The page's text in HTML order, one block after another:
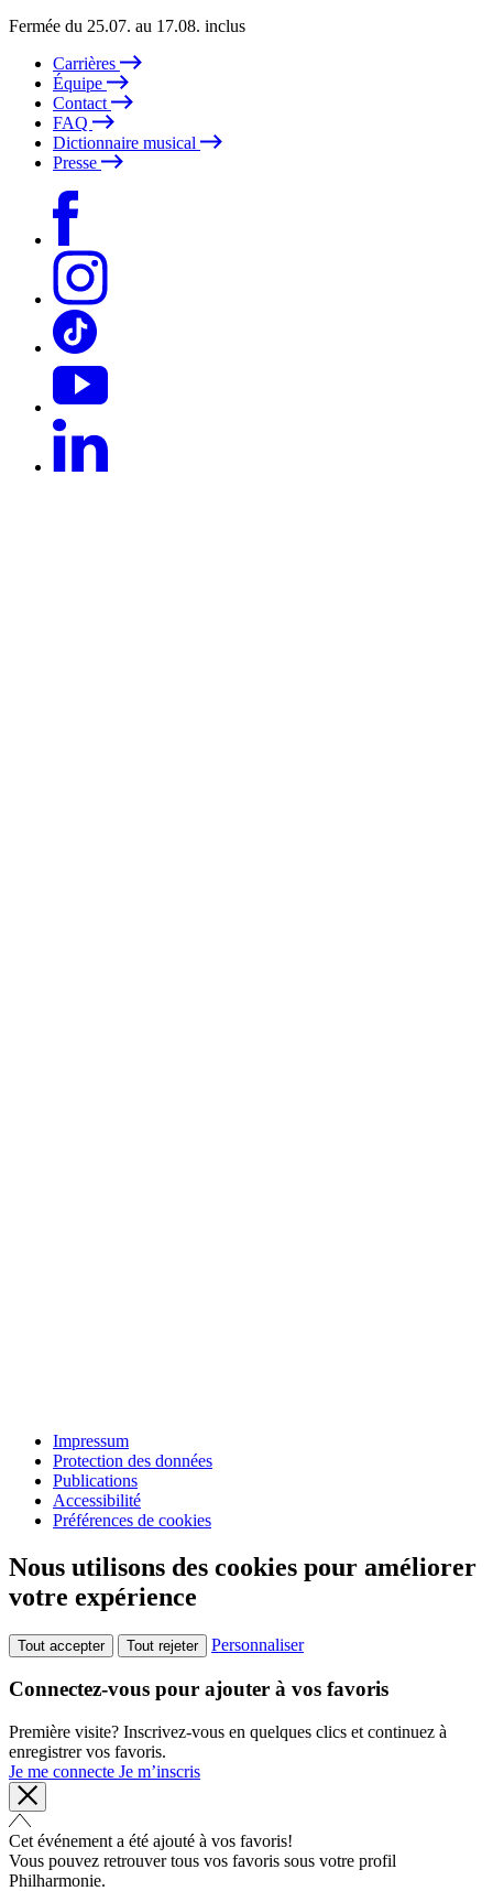
Fermée du 25.07. au 17.08. inclus
Carrières
Équipe
Contact
FAQ
Dictionnaire musical
Presse
Impressum
Protection des données
Publications
Accessibilité
Préférences de cookies
Nous utilisons des cookies pour améliorer
votre expérience
Tout accepter Tout rejeter Personnaliser
Connectez-vous pour ajouter à vos favoris
Première visite? Inscrivez-vous en quelques clics et continuez à
enregistrer vos favoris.
Je me connecte Je m’inscris
Cet événement a été ajouté à vos favoris!
Vous pouvez retrouver tous vos favoris sous votre profil
Philharmonie.